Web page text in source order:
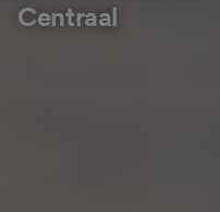
Centraal